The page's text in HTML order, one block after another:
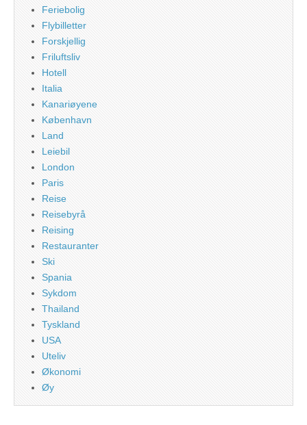
Feriebolig
Flybilletter
Forskjellig
Friluftsliv
Hotell
Italia
Kanariøyene
København
Land
Leiebil
London
Paris
Reise
Reisebyrå
Reising
Restauranter
Ski
Spania
Sykdom
Thailand
Tyskland
USA
Uteliv
Økonomi
Øy